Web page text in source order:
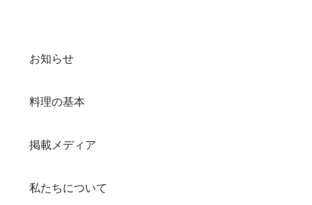
お知らせ
料理の基本
掲載メディア
私たちについて